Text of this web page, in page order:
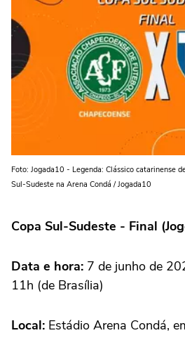
Foto: Jogada10 - Legenda: Clássico catarinense
Sul-Sudeste na Arena Condá / Jogada10
Copa Sul-Sudeste - Final
Data e hora: 7 de junho de
11h (de Brasília)
Local: Estádio Arena Condá,